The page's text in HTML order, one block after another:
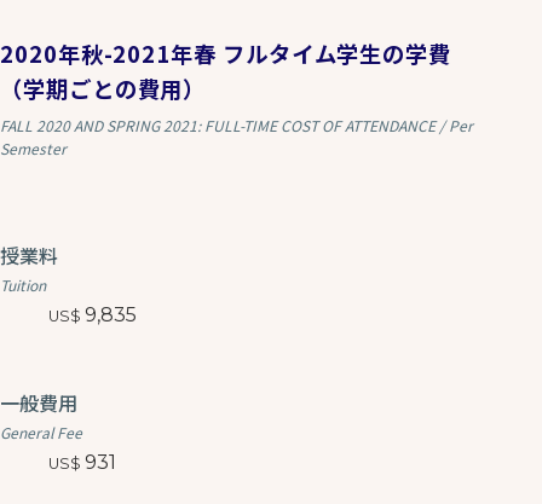
2020年秋-2021年春 フルタイム学生の学費
（学期ごとの費用）
FALL 2020 AND SPRING 2021: FULL-TIME COST OF ATTENDANCE / Per
Semester
授業料
Tuition
9,835
一般費用
General Fee
931